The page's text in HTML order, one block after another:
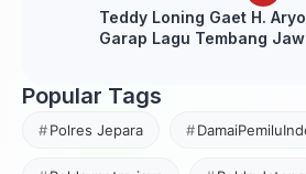
Teddy Loning Gaet H. Aryo
Garap Lagu Tembang
Popular Tags
Polres Jepara